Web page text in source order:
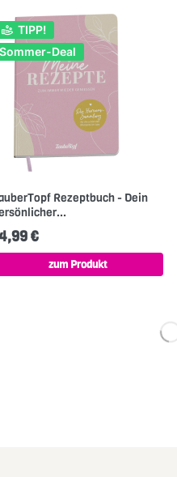
TIPP!
Sommer-Deal
Rezeptbuch - Dein
€
zum Produkt